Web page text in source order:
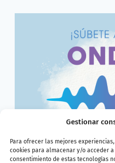
Gestionar
Para ofrecer las mejores
cookies para almacenar y/o acceder
consentimiento de estas tecnologías